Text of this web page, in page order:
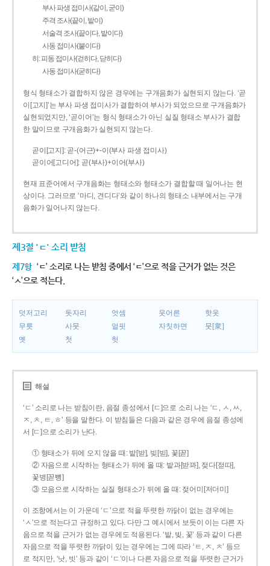
부사 파생 접미사(같이, 굳이)
주격 조사(끝이, 밭이)
서술격 조사(끝이다, 밭이다)
사동 접미사(붙이다)
히: 피동 접미사(걷히다, 닫히다)
사동 접미사(굳히다)
형식 형태소가 결합하지 않은 경우에는 구개음화가 실현되지 않는다. ‘곧
이[고지]’는 부사 파생 접미사가 결합하여 부사가 되었으므로 구개음화가
실현되었지만, ‘곧이어’는 형식 형태소가 아닌 실질 형태소 부사가 결합
한 말이므로 구개음화가 실현되지 않는다.
곧이[고지]: 곧-­(어근)+­-이(부사 파생 접미사)
곧이어[고디어]: 곧(부사)+이어(부사)
현재 표준어에서 구개음화는 형태소와 형태소가 결합할 때 일어나는 현
상이다. 그러므로 ‘마디, 견디다’와 같이 하나의 형태소 내부에서는 구개
음화가 일어나지 않는다.
제3절 'ㄷ' 소리 받침
제7항 ‘ㄷ’ 소리로 나는 받침 중에서 ‘ㄷ’으로 적을 근거가 없는 것은
‘ㅅ’으로 적는다.
덧저고리 돗자리 엇셈 웃어른
핫옷
무릇
사뭇 얼핏 자칫하면
뭇[衆]
옛
첫 헛
해설
‘ㄷ’ 소리로 나는 받침이란, 음절 종성에서 [ㄷ]으로 소리 나는 ‘ㄷ, ㅅ, ㅆ,
ㅈ, ㅊ, ㅌ, ㅎ’ 등을 말한다. 이 받침들은 다음과 같은 경우에 음절 종성에
서 [ㄷ]으로 소리가 난다.
① 형태소가 뒤에 오지 않을 때: 밭[받], 빚[빋], 꽃[꼳]
② 자음으로 시작하는 형태소가 뒤에 올 때: 밭과[받꽈], 젖다[젇따],
꽃병[꼳뼝]
③ 모음으로 시작하는 실질 형태소가 뒤에 올 때: 젖어미[저더미]
이 조항에서는 이 가운데 ‘ㄷ’으로 적을 뚜렷한 까닭이 없는 경우에는
‘ㅅ’으로 적는다고 규정하고 있다. 다만 그 예시에서 보듯이 이는 다른 자
음으로 적을 근거가 없는 경우에도 적용된다. ‘밭, 빚, 꽃’ 등과 같이 다른
자음으로 적을 뚜렷한 까닭이 있는 경우에는 그에 따라 ‘ㅌ, ㅈ, ㅊ’ 등으
로 적지만, ‘낫, 빗’ 등과 같이 ‘ㄷ’이나 다른 자음으로 적을 뚜렷한 근거가